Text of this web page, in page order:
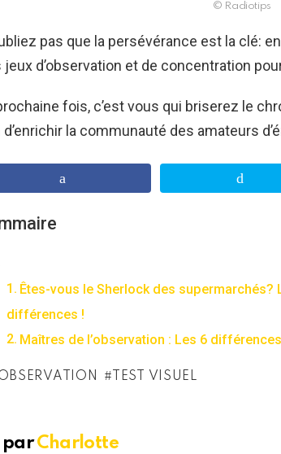
© Radiotips
pas que la persévérance est la clé:
jeux d’observation et de concentration
fois, c’est vous qui briserez le
d’enrichir la communauté des amateurs
Êtes-vous le Sherlock des
différences !
Maîtres de l’observation : Les 6
TEST VISUEL
parCharlotte